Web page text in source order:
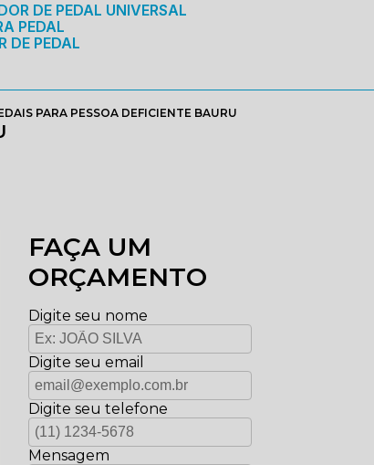
DE PEDAL UNIVERSAL
PEDAL
DE PEDAL
PARA PESSOA DEFICIENTE BAURU
FAÇA UM
ORÇAMENTO
Digite seu nome
Digite seu email
Digite seu telefone
Mensagem